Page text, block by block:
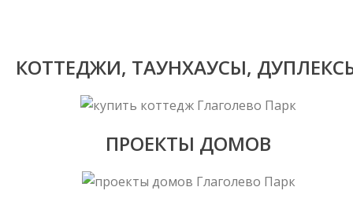
КОТТЕДЖИ, ТАУНХАУСЫ,
ПРОЕКТЫ ДОМОВ